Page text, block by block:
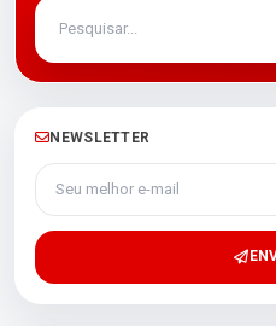
NEWSLETTER
Seu melhor e-mail